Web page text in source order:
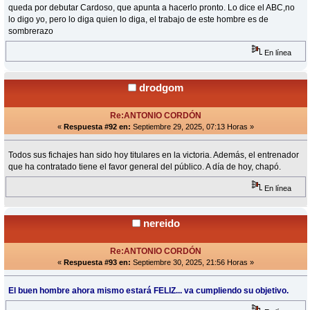
queda por debutar Cardoso, que apunta a hacerlo pronto. Lo dice el ABC,no
lo digo yo, pero lo diga quien lo diga, el trabajo de este hombre es de
sombrerazo
En línea
drodgom
Re:ANTONIO CORDÓN
« Respuesta #92 en: Septiembre 29, 2025, 07:13 Horas »
Todos sus fichajes han sido hoy titulares en la victoria. Además, el entrenador
que ha contratado tiene el favor general del público. A día de hoy, chapó.
En línea
nereido
Re:ANTONIO CORDÓN
« Respuesta #93 en: Septiembre 30, 2025, 21:56 Horas »
El buen hombre ahora mismo estará FELIZ... va cumpliendo su objetivo.